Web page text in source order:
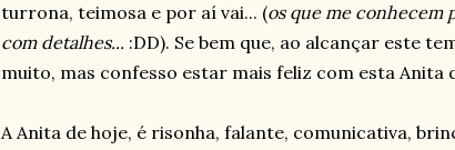
turrona, teimosa e por aí vai... (os que me conhecem
com detalhes... :DD). Se bem que, ao alcançar este
muito, mas confesso estar mais feliz com esta Anita
A Anita de hoje, é risonha, falante, comunicativa,